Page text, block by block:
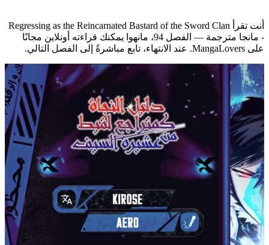
أنت تقرأ Regressing as the Reincarnated Bastard of the Sword Clan
- مانجا مترجمة — الفصل 94، مانهوا يمكنك قراءته أونلاين مجانًا
على MangaLovers.
عند الانتهاء، تابع مباشرةً إلى الفصل التالي.